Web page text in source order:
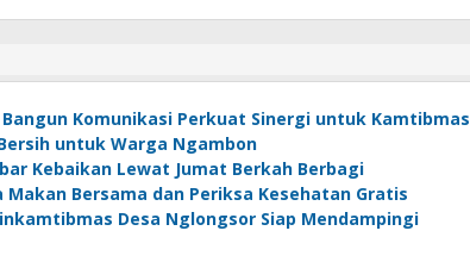
Komunikasi Perkuat Sinergi untuk Kamtibmas
untuk Warga Ngambon
Kebaikan Lewat Jumat Berkah Berbagi
Bersama dan Periksa Kesehatan Gratis
Desa Nglongsor Siap Mendampingi